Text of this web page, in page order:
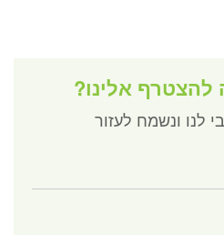
אלינו?
לנו ונשמח לעזור